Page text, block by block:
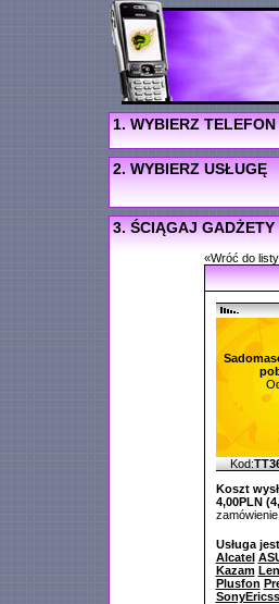
1. WYBIERZ TELEFON
2. WYBIERZ USŁUGĘ
3. ŚCIĄGAJ GADŻETY
«Wróć do
Kod:
Koszt
4,00PLN
Usługa
Alcatel
Kazam
Plusfon